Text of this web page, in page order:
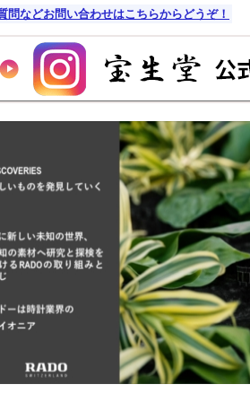
問などお問い合わせはこちらからどうぞ！